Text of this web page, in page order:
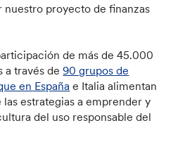
nuestro proyecto de finanzas
de más de 45.000
a través de90 grupos de
en España e Italia alimentan
estrategias a emprender y
del uso responsable del